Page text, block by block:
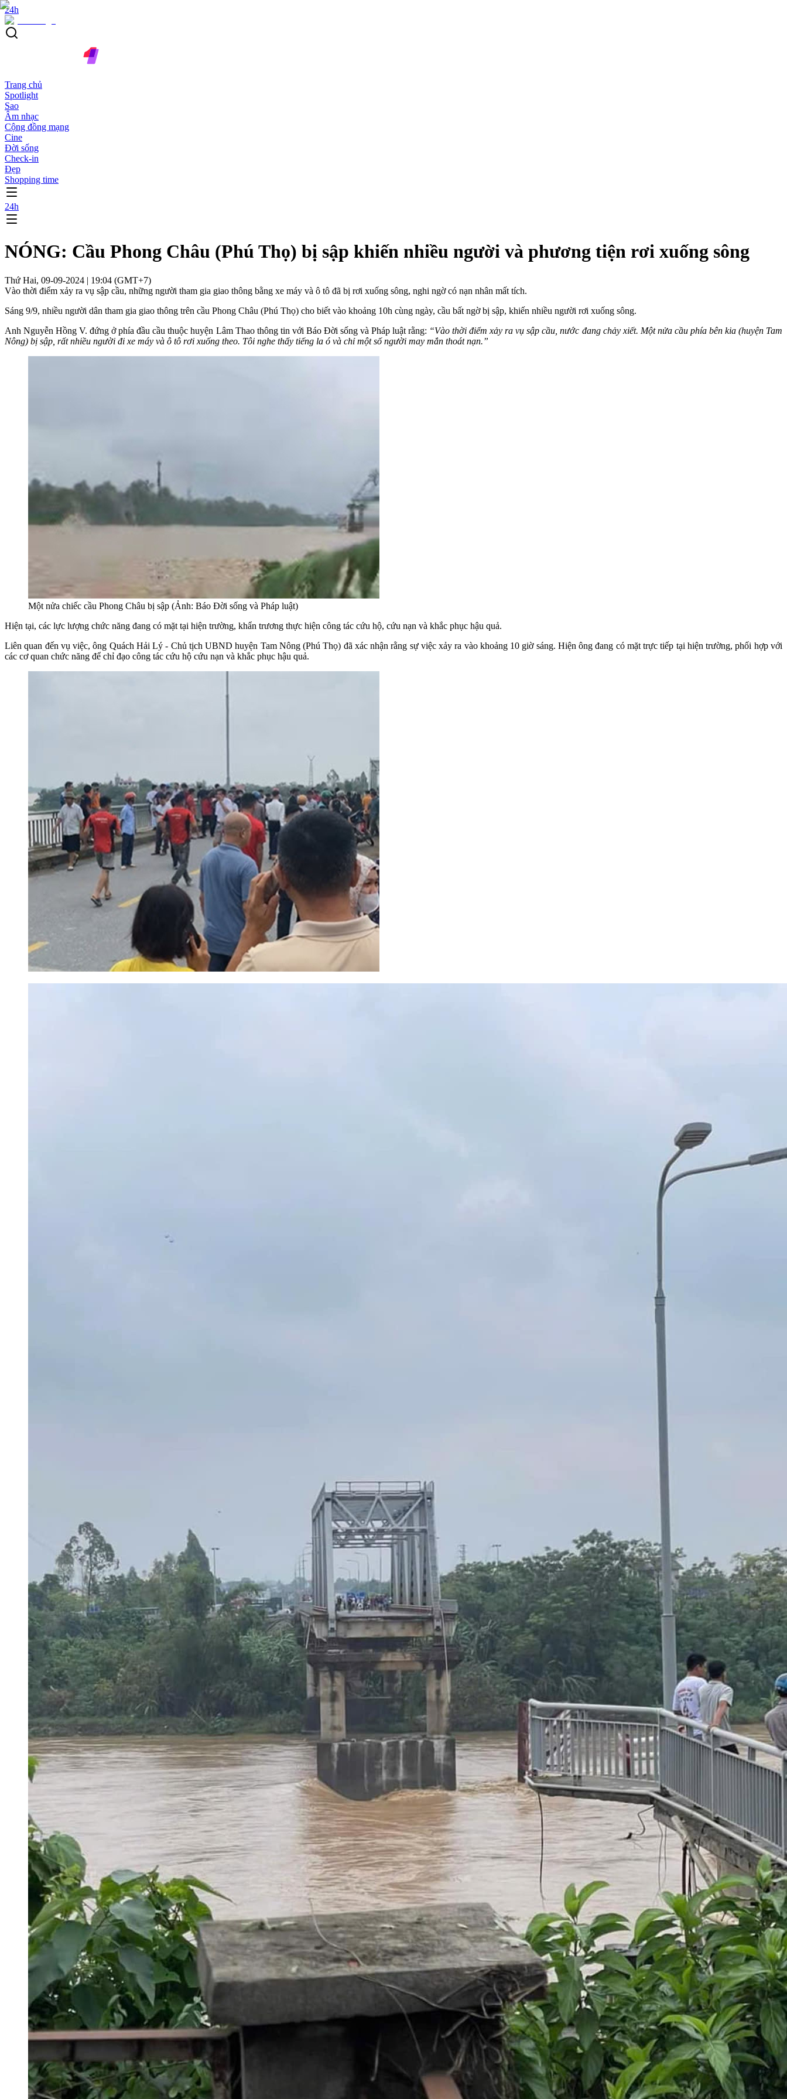
24h
Trang chủ
Spotlight
Sao
Âm nhạc
Cộng đồng mạng
Cine
Đời sống
Check-in
Đẹp
Shopping time
24h
NÓNG: Cầu Phong Châu (Phú Thọ) bị sập khiến nhiều người và phương tiện rơi xuống sông
Thứ Hai, 09-09-2024 | 19:04 (GMT+7)
Vào thời điểm xảy ra vụ sập cầu, những người tham gia giao thông bằng xe máy và ô tô đã bị rơi xuống sông, nghi ngờ có nạn nhân mất tích.
Sáng 9/9, nhiều người dân tham gia giao thông trên cầu Phong Châu (Phú Thọ) cho biết vào khoảng 10h cùng ngày, cầu bất ngờ bị sập, khiến nhiều người rơi xuống sông.
Anh Nguyễn Hồng V. đứng ở phía đầu cầu thuộc huyện Lâm Thao thông tin với Báo Đời sống và Pháp luật rằng: “Vào thời điểm xảy ra vụ sập cầu, nước đang chảy xiết. Một nửa cầu phía bên kia (huyện Tam
Nông) bị sập, rất nhiều người đi xe máy và ô tô rơi xuống theo. Tôi nghe thấy tiếng la ó và chỉ một số người may mắn thoát nạn.”
Một nửa chiếc cầu Phong Châu bị sập (Ảnh: Báo Đời sống và Pháp luật)
Hiện tại, các lực lượng chức năng đang có mặt tại hiện trường, khẩn trương thực hiện công tác cứu hộ, cứu nạn và khắc phục hậu quả.
Liên quan đến vụ việc, ông Quách Hải Lý - Chủ tịch UBND huyện Tam Nông (Phú Thọ) đã xác nhận rằng sự việc xảy ra vào khoảng 10 giờ sáng. Hiện ông đang có mặt trực tiếp tại hiện trường, phối hợp với
các cơ quan chức năng để chỉ đạo công tác cứu hộ cứu nạn và khắc phục hậu quả.